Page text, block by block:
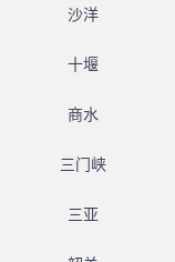
沙洋
十堰
商水
三门峡
三亚